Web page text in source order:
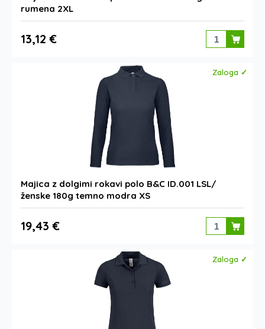
rumena 2XL
13,12 €
Zaloga ✓
Majica z dolgimi rokavi polo B&C ID.001 LSL/
ženske 180g temno modra XS
19,43 €
Zaloga ✓